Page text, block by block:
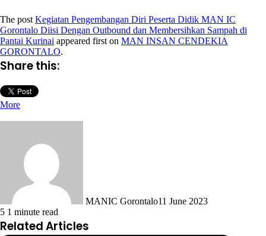
The post Kegiatan Pengembangan Diri Peserta Didik MAN IC
Gorontalo Diisi Dengan Outbound dan Membersihkan Sampah di
Pantai Kurinai appeared first on MAN INSAN CENDEKIA
GORONTALO.
Share this:
More
MANIC Gorontalo11 June 2023
5 1 minute read
Related Articles